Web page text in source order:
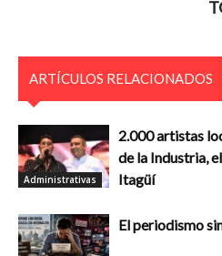
ARTÍCULOS RELACIONADOS
Administrativas
2.000 artistas
de la Industria,
Itagüí
El periodismo